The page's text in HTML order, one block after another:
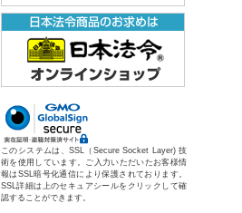
このシステムは、SSL（Secure Socket Layer) 技
術を使用しています。ご入力いただいたお客様情
報はSSL暗号化通信により保護されております。
SSL詳細は上のセキュアシールをクリックして確
認することができます。